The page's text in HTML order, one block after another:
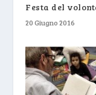
Festa del
20 Giugno 2016